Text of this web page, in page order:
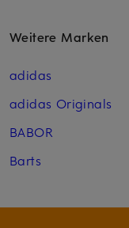
Weitere Marken
adidas
adidas Originals
BABOR
Barts